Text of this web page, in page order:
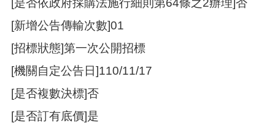
[新增公告傳輸次數]01
[招標狀態]第一次公開招標
[機關自定公告日]110/11/17
[是否複數決標]否
[是否訂有底價]是